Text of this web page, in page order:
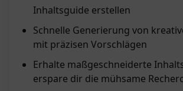
Inhaltsguide erstellen
Schnelle Generierung von
mit präzisen Vorschlägen
Erhalte maßgeschneiderte
erspare dir die mühsame